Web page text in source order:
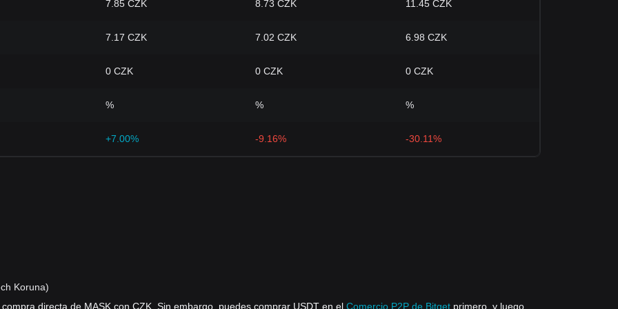
7.85 CZK 8.73 CZK 11.45 CZK
7.17 CZK 7.02 CZK 6.98 CZK
0 CZK 0 CZK 0 CZK
% % %
+7.00% -9.16% -30.11%
Koruna)
directa de MASK con CZK. Sin embargo, puedes comprar USDT en el Comercio P2P de Bitget primero, y luego